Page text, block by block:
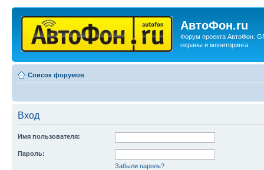
АвтоФон.ru
Форум проекта АвтоФон.
охраны и мониторинга.
Список форумов
Вход
Имя пользователя:
Пароль:
Забыли пароль?